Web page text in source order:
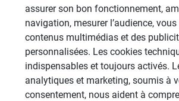
F.Dumas Wedi France
Résultats - page 1 (3 résultats
assurer son bon fonctionnement,
navigation, mesurer l’audience,
contenus multimédias et des
personnalisées. Les cookies
indispensables et toujours activés.
analytiques et marketing, soumis à
consentement, nous aident à